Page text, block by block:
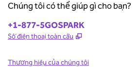
Chúng tôi có thể giúp gì cho bạn?
Điện thoại:
+1-877-5GOSPARK
Số điện thoại toàn cầu ,
Thương hiệu của chúng tôi